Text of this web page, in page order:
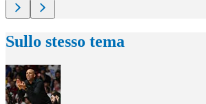
Sullo stesso tema